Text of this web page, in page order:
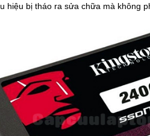
hiệu bị tháo ra sửa chữa mà không